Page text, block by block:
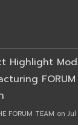
Highlight
FORUM TEAM on